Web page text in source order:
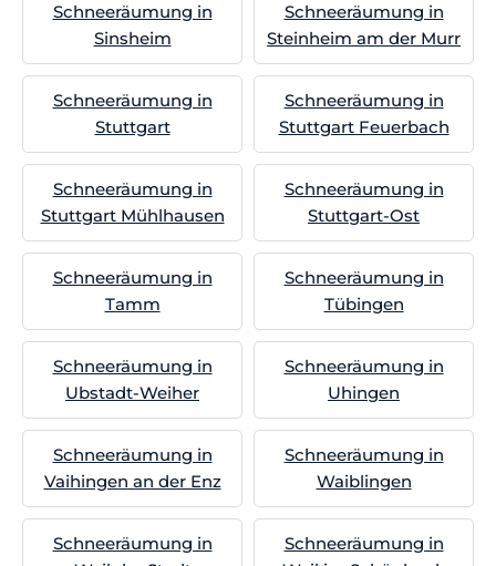
Schneeräumung in
Sinsheim
Schneeräumung in
Steinheim am der Murr
Schneeräumung in
Stuttgart
Schneeräumung in
Stuttgart Feuerbach
Schneeräumung in
Stuttgart Mühlhausen
Schneeräumung in
Stuttgart-Ost
Schneeräumung in
Tamm
Schneeräumung in
Tübingen
Schneeräumung in
Ubstadt-Weiher
Schneeräumung in
Uhingen
Schneeräumung in
Vaihingen an der Enz
Schneeräumung in
Waiblingen
Schneeräumung in
Schneeräumung in